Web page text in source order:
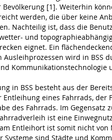
Bevölkerung [1]. Weiterhin
werden, die über keine
Nachteilig ist, dass die
und
eignet. Ein
wird in BSS
Kommunikationstechnologie
in BSS besteht aus der
Entleihung eines Fahrrads, der
des Fahrrads. Im Gegensatz
ist eine
Entleihort ist somit nicht von
Systeme sind Städte und